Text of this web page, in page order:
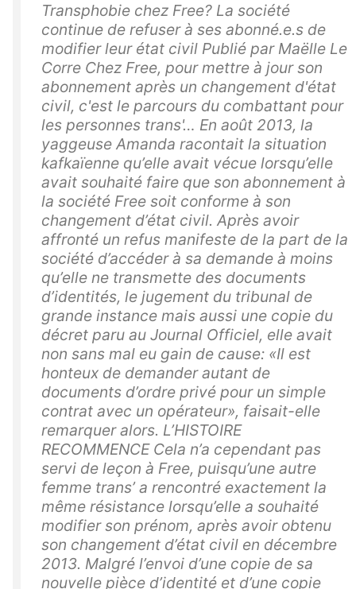
Transphobie chez Free? La société
continue de refuser à ses abonné.e.s de
modifier leur état civil Publié par Maëlle Le
Corre Chez Free, pour mettre à jour son
abonnement après un changement d'état
civil, c'est le parcours du combattant pour
les personnes trans'… En août 2013, la
yaggeuse Amanda racontait la situation
kafkaïenne qu’elle avait vécue lorsqu’elle
avait souhaité faire que son abonnement à
la société Free soit conforme à son
changement d’état civil. Après avoir
affronté un refus manifeste de la part de la
société d’accéder à sa demande à moins
qu’elle ne transmette des documents
d’identités, le jugement du tribunal de
grande instance mais aussi une copie du
décret paru au Journal Officiel, elle avait
non sans mal eu gain de cause: «Il est
honteux de demander autant de
documents d’ordre privé pour un simple
contrat avec un opérateur», faisait-elle
remarquer alors. L’HISTOIRE
RECOMMENCE Cela n’a cependant pas
servi de leçon à Free, puisqu’une autre
femme trans’ a rencontré exactement la
même résistance lorsqu’elle a souhaité
modifier son prénom, après avoir obtenu
son changement d’état civil en décembre
2013. Malgré l’envoi d’une copie de sa
nouvelle pièce d’identité et d’une copie